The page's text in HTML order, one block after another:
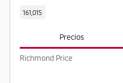
161,015
Precios
Richmond Price